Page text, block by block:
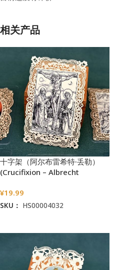
相关产品
十字架（阿尔布雷希特·丢勒）
(Crucifixion – Albrecht
¥19.99
SKU： HS00004032